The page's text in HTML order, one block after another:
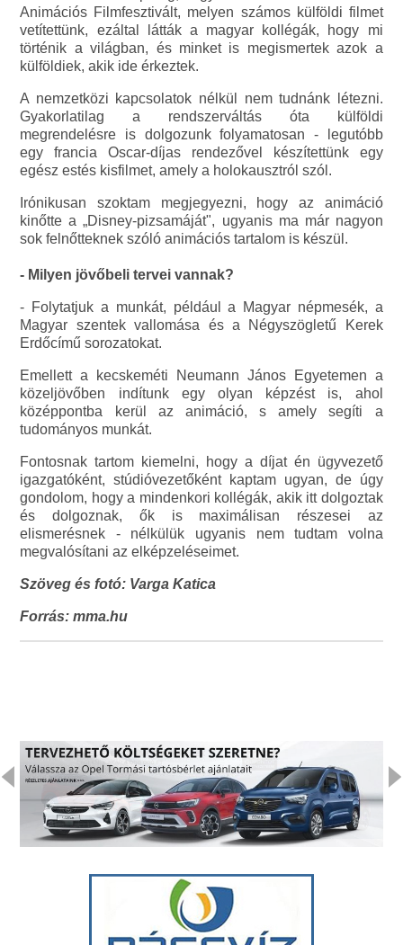
Animációs Filmfesztivált, melyen számos külföldi filmet
vetítettünk, ezáltal látták a magyar kollégák, hogy mi
történik a világban, és minket is megismertek azok a
külföldiek, akik ide érkeztek.
A nemzetközi kapcsolatok nélkül nem tudnánk létezni.
Gyakorlatilag a rendszerváltás óta külföldi
megrendelésre is dolgozunk folyamatosan - legutóbb
egy francia Oscar-díjas rendezővel készítettünk egy
egész estés kisfilmet, amely a holokausztról szól.
Irónikusan szoktam megjegyezni, hogy az animáció
kinőtte a „Disney-pizsamáját", ugyanis ma már nagyon
sok felnőtteknek szóló animációs tartalom is készül.
- Milyen jövőbeli tervei vannak?
- Folytatjuk a munkát, például a Magyar népmesék, a
Magyar szentek vallomása és a Négyszögletű Kerek
Erdőcímű sorozatokat.
Emellett a kecskeméti Neumann János Egyetemen a
közeljövőben indítunk egy olyan képzést is, ahol
középpontba kerül az animáció, s amely segíti a
tudományos munkát.
Fontosnak tartom kiemelni, hogy a díjat én ügyvezető
igazgatóként, stúdióvezetőként kaptam ugyan, de úgy
gondolom, hogy a mindenkori kollégák, akik itt dolgoztak
és dolgoznak, ők is maximálisan részesei az
elismerésnek - nélkülük ugyanis nem tudtam volna
megvalósítani az elképzeléseimet.
Szöveg és fotó: Varga Katica
Forrás: mma.hu